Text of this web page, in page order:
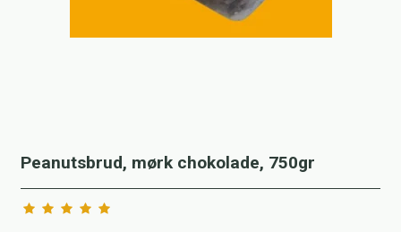
Peanutsbrud, mørk chokolade, 750gr